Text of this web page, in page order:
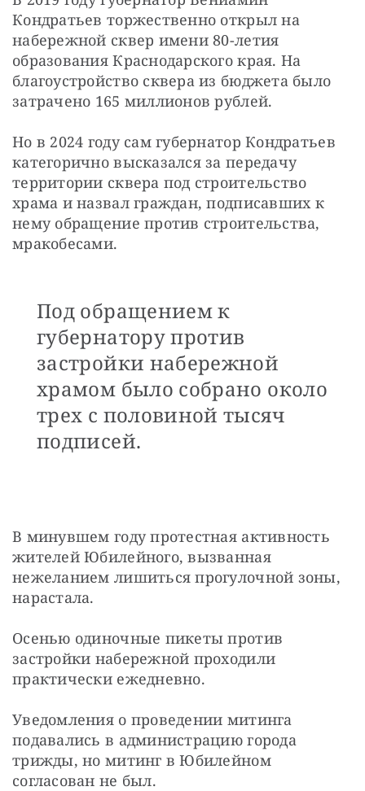
Кондратьев торжественно открыл на
набережной сквер имени 80-летия
образования Краснодарского края. На
благоустройство сквера из бюджета было
затрачено 165 миллионов рублей.
Но в 2024 году сам губернатор Кондратьев
категорично высказался за передачу
территории сквера под строительство
храма и назвал граждан, подписавших к
нему обращение против строительства,
мракобесами.
Под обращением к
губернатору против
застройки набережной
храмом было собрано около
трех с половиной тысяч
подписей.
В минувшем году протестная активность
жителей Юбилейного, вызванная
нежеланием лишиться прогулочной зоны,
нарастала.
Осенью одиночные пикеты против
застройки набережной проходили
практически ежедневно.
Уведомления о проведении митинга
подавались в администрацию города
трижды, но митинг в Юбилейном
согласован не был.